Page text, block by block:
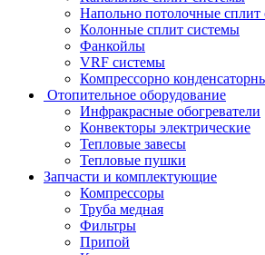
Напольно потолочные сплит
Колонные сплит системы
Фанкойлы
VRF системы
Компрессорно
Отопительное оборудование
Инфракрасные обогреватели
Конвекторы электрические
Тепловые завесы
Тепловые пушки
Запчасти и комплектующие
Компрессоры
Труба медная
Фильтры
Припой